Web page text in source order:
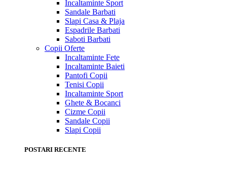
Incaltaminte Sport
Sandale Barbati
Slapi Casa & Plaja
Espadrile Barbati
Saboti Barbati
Copii Oferte
Incaltaminte Fete
Incaltaminte Baieti
Pantofi Copii
Tenisi Copii
Incaltaminte Sport
Ghete & Bocanci
Cizme Copii
Sandale Copii
Slapi Copii
POSTARI RECENTE